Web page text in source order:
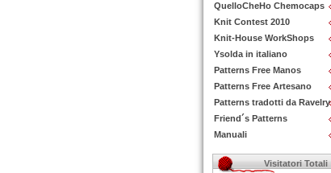
QuelloCheHo Chemocaps
Knit Contest 2010
Knit-House WorkShops
Ysolda in italiano
Patterns Free Manos
Patterns Free Artesano
Patterns tradotti da Ravelry
Friend´s Patterns
Manuali
Visitatori Totali